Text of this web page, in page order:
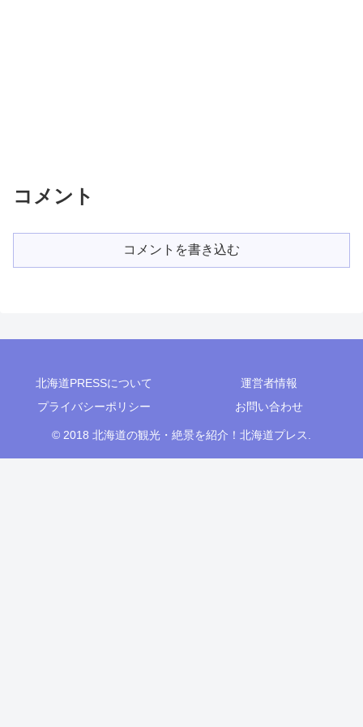
コメント
コメントを書き込む
北海道PRESSについて
運営者情報
プライバシーポリシー
お問い合わせ
© 2018 北海道の観光・絶景を紹介！北海道プレス.